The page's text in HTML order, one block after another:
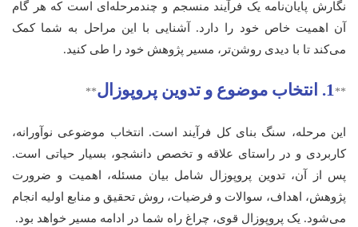
نگارش پایان‌نامه یک فرآیند منسجم و چندمرحله‌ای است که هر گام
آن اهمیت خاص خود را دارد. آشنایی با این مراحل به شما کمک
می‌کند تا با دیدی روشن‌تر، مسیر پژوهش خود را طی کنید.
**1. انتخاب موضوع و تدوین پروپوزال **
این مرحله، سنگ بنای کل فرآیند است. انتخاب موضوعی نوآورانه،
کاربردی و در راستای علاقه و تخصص دانشجو، بسیار حیاتی است.
پس از آن، تدوین پروپوزال شامل بیان مسئله، اهمیت و ضرورت
پژوهش، اهداف، سوالات و فرضیات، روش تحقیق و منابع اولیه انجام
می‌شود. یک پروپوزال قوی، چراغ راه شما در ادامه مسیر خواهد بود.